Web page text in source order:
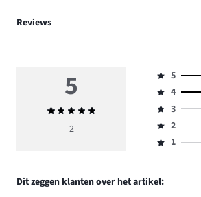
Reviews
5
Gemiddelde
beoordeling
2
Beoordeling
5,
aantal
reviews
1.
5
Beoordeling
4,
aantal
reviews
4
Beoordeling
3,
aantal
3
Beoordeling
2,
0.
2
Beoordeling
1,
aantal
reviews
1
Dit zeggen klanten over het artikel: